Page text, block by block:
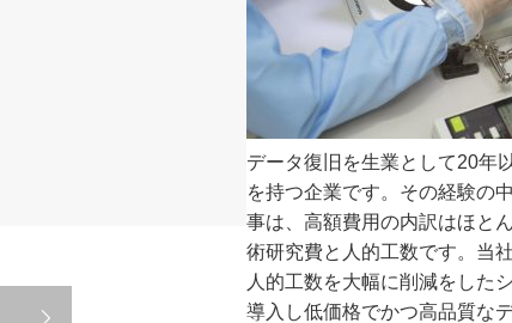
データ復旧を生業として20年
を持つ企業です。その経験の
事は、高額費用の内訳はほと
術研究費と人的工数です。当
人的工数を大幅に削減をした
導入し低価格でかつ高品質な